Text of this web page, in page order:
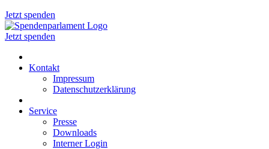
Jetzt spenden
Jetzt spenden
Kontakt
Impressum
Datenschutzerklärung
Service
Presse
Downloads
Interner Login